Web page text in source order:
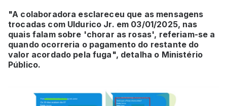
"A colaboradora esclareceu que as mensagens
trocadas com Uldurico Jr. em 03/01/2025, nas
quais falam sobre 'chorar as rosas', referiam-se a
quando ocorreria o pagamento do restante do
valor acordado pela fuga", detalha o Ministério
Público.